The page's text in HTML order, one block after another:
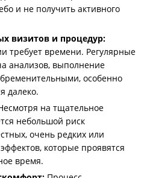
и не получить активного
визитов и процедур:
требует времени. Регулярные
анализов, выполнение
особенно
далеко.
на тщательное
небольшой риск
очень редких или
которые проявятся
время.